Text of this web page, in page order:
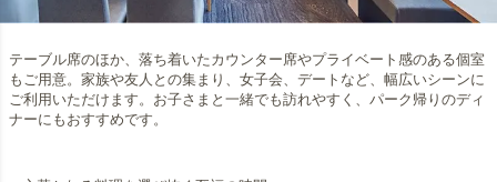
テーブル席のほか、落ち着いたカウンター席やプライベート感のある個室
もご用意。家族や友人との集まり、女子会、デートなど、幅広いシーンに
ご利用いただけます。お子さまと一緒でも訪れやすく、パーク帰りのディ
ナーにもおすすめです。